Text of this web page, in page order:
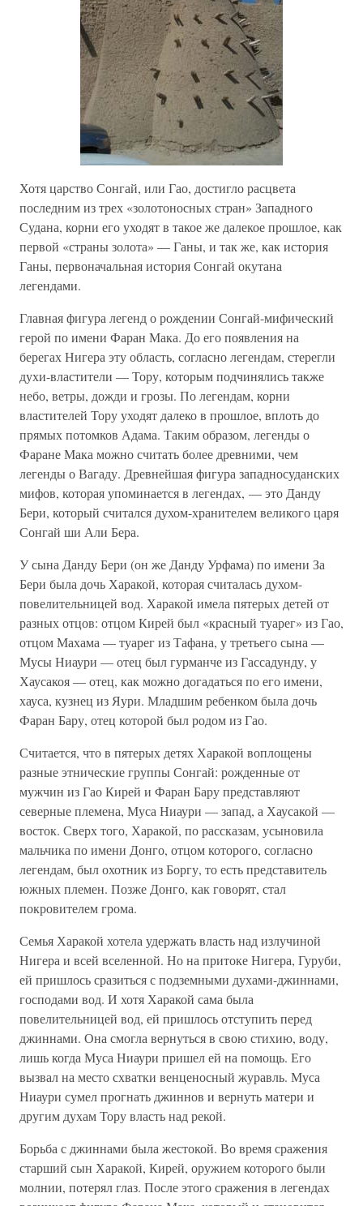
Хотя царство Сонгай, или Гао, достигло расцвета
последним из трех «золотоносных стран» Западного
Судана, корни его уходят в такое же далекое прошлое, как
первой «страны золота» — Ганы, и так же, как история
Ганы, первоначальная история Сонгай окутана
легендами.
Главная фигура легенд о рождении Сонгай-мифический
герой по имени Фаран Мака. До его появления на
берегах Нигера эту область, согласно легендам, стерегли
духи-властители — Тору, которым подчинялись также
небо, ветры, дожди и грозы. По легендам, корни
властителей Тору уходят далеко в прошлое, вплоть до
прямых потомков Адама. Таким образом, легенды о
Фаране Мака можно считать более древними, чем
легенды о Вагаду. Древнейшая фигура западносуданских
мифов, которая упоминается в легендах, — это Данду
Бери, который считался духом-хранителем великого царя
Сонгай ши Али Бера.
У сына Данду Бери (он же Данду Урфама) по имени За
Бери была дочь Харакой, которая считалась духом-
повелительницей вод. Харакой имела пятерых детей от
разных отцов: отцом Кирей был «красный туарег» из Гао,
отцом Махама — туарег из Тафана, у третьего сына —
Мусы Ниаури — отец был гурманче из Гассадунду, у
Хаусакоя — отец, как можно догадаться по его имени,
хауса, кузнец из Яури. Младшим ребенком была дочь
Фаран Бару, отец которой был родом из Гао.
Считается, что в пятерых детях Харакой воплощены
разные этнические группы Сонгай: рожденные от
мужчин из Гао Кирей и Фаран Бару представляют
северные племена, Муса Ниаури — запад, а Хаусакой —
восток. Сверх того, Харакой, по рассказам, усыновила
мальчика по имени Донго, отцом которого, согласно
легендам, был охотник из Боргу, то есть представитель
южных племен. Позже Донго, как говорят, стал
покровителем грома.
Семья Харакой хотела удержать власть над излучиной
Нигера и всей вселенной. Но на притоке Нигера, Гуруби,
ей пришлось сразиться с подземными духами-джиннами,
господами вод. И хотя Харакой сама была
повелительницей вод, ей пришлось отступить перед
джиннами. Она смогла вернуться в свою стихию, воду,
лишь когда Муса Ниаури пришел ей на помощь. Его
вызвал на место схватки венценосный журавль. Муса
Ниаури сумел прогнать джиннов и вернуть матери и
другим духам Тору власть над рекой.
Борьба с джиннами была жестокой. Во время сражения
старший сын Харакой, Кирей, оружием которого были
молнии, потерял глаз. После этого сражения в легендах